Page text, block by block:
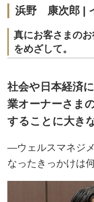
浜野 康次郎 |
真にお客さまの
をめざして。
社会や日本経済
業オーナーさま
することに大き
―ウェルスマネジ
なったきっかけは